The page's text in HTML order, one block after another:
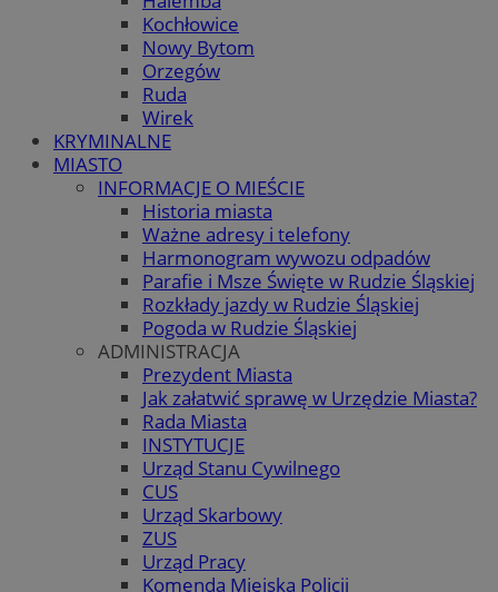
Kochłowice
Nowy Bytom
Orzegów
Ruda
Wirek
KRYMINALNE
MIASTO
INFORMACJE O MIEŚCIE
Historia miasta
Ważne adresy i telefony
Harmonogram wywozu odpadów
Parafie i Msze Święte w Rudzie Śląskiej
Rozkłady jazdy w Rudzie Śląskiej
Pogoda w Rudzie Śląskiej
ADMINISTRACJA
Prezydent Miasta
Jak załatwić sprawę w Urzędzie Miasta?
Rada Miasta
INSTYTUCJE
Urząd Stanu Cywilnego
CUS
Urząd Skarbowy
ZUS
Urząd Pracy
Komenda Miejska Policji